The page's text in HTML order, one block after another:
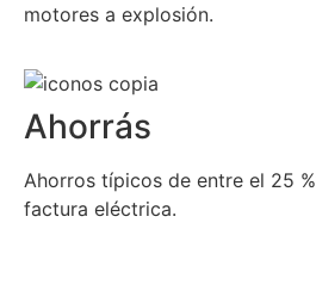
motores a explosión.
Ahorrás
Ahorros típicos de entre el 25
factura eléctrica.